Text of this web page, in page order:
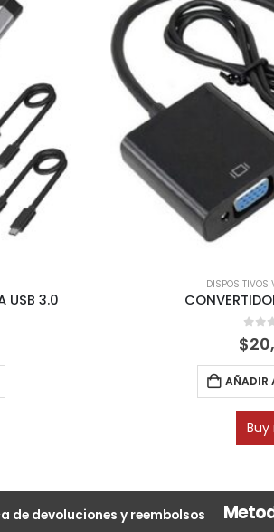
USB 3.0
DISPOSITIVOS
0
$
AÑADIR
Buy
de devoluciones y reembolsos